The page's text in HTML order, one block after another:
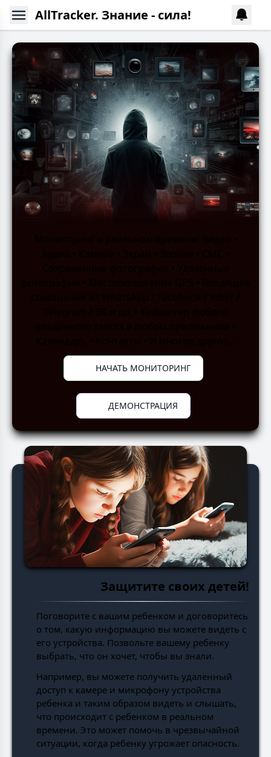
AllTracker. Знание - сила!
НАЧАТЬ МОНИТОРИНГ
ДЕМОНСТРАЦИЯ
Защитите своих детей!
Поговорите с вашим ребенком и договоритесь
о том, какую информацию вы можете видеть с
его устройства. Позвольте вашему ребенку
выбрать, что он хочет, чтобы вы знали.
Например, вы можете получить удаленный
доступ к камере и микрофону устройства
ребенка и таким образом видеть и слышать,
что происходит с ребенком в реальном
времени. Это может помочь в чрезвычайной
ситуации, когда ребенку угрожает опасность.